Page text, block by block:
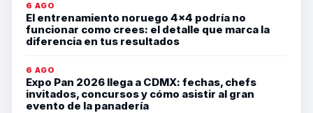
6 AGO
El entrenamiento noruego 4×4 podría no
funcionar como crees: el detalle que marca la
diferencia en tus resultados
6 AGO
Expo Pan 2026 llega a CDMX: fechas, chefs
invitados, concursos y cómo asistir al gran
evento de la panadería